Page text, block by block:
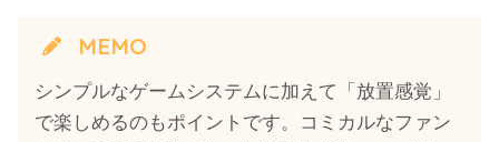
MEMO
シンプルなゲームシステムに加えて「放置感覚」
で楽しめるのもポイントです。コミカルなファン